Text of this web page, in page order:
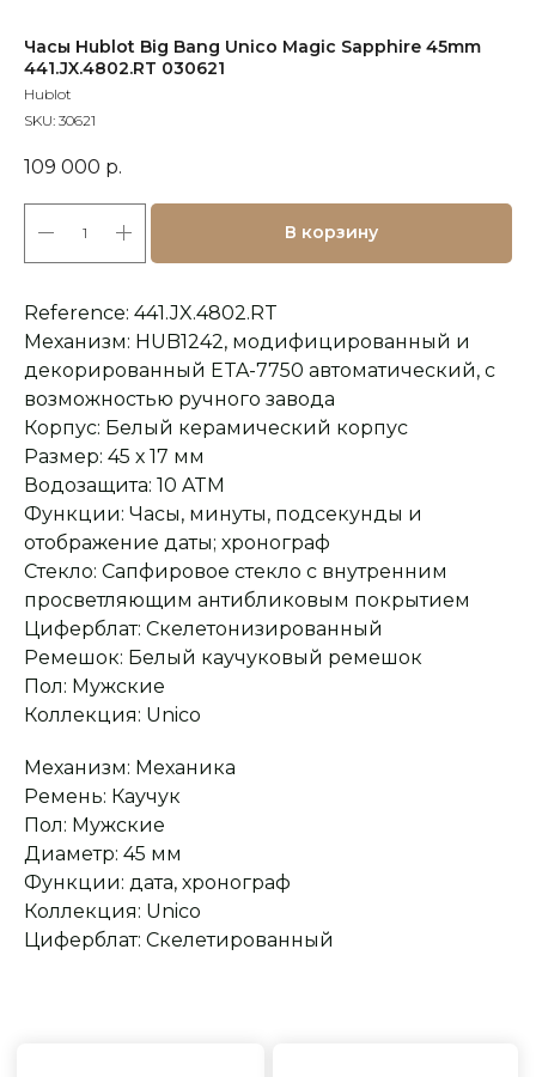
Часы Hublot Big Bang Unico Magic Sapphire 45mm
441.JX.4802.RT 030621
Hublot
SKU: 30621
109 000 р.
В корзину
Reference: 441.JX.4802.RT
Механизм: HUB1242, модифицированный и
декорированный ETA-7750 автоматический, с
возможностью ручного завода
Корпус: Белый керамический корпус
Размер: 45 х 17 мм
Водозащита: 10 ATM
Функции: Часы, минуты, подсекунды и
отображение даты; хронограф
Стекло: Сапфировое стекло с внутренним
просветляющим антибликовым покрытием
Циферблат: Скелетонизированный
Ремешок: Белый каучуковый ремешок
Пол: Мужские
Коллекция: Unico
Механизм: Механика
Ремень: Каучук
Пол: Мужские
Диаметр: 45 мм
Функции: дата, хронограф
Коллекция: Unico
Циферблат: Скелетированный
Оплата при получении
после примерки и
Подробная
консультация
Ответим на все вопросы
Сервисное
обслуживание
распространяется
обязательства